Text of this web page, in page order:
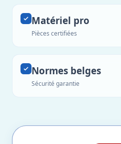
Matériel pro
Pièces certifiées
Normes belges
Sécurité garantie